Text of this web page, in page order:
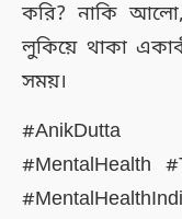
করি? নাকি
লুকিয়ে থাকা
সময়।
#AnikDutta
#MentalHealth